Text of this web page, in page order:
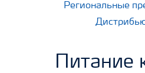
Региональные
Питание